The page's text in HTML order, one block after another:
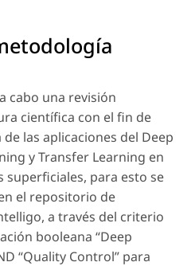
cabo una revisión
científica con el fin de
las aplicaciones del Deep
y Transfer Learning en
superficiales, para esto se
el repositorio de
a través del criterio
booleana “Deep
“Quality Control” para